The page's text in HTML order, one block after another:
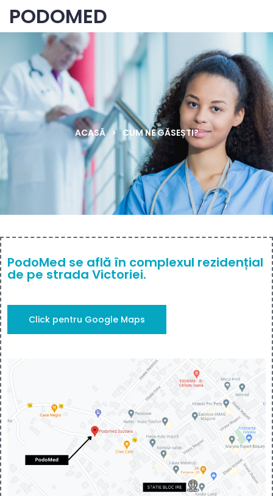
PODOMED
ACASĂ > CUM NE GĂSEȘTI?
PodoMed se află în complexul rezidențial
de pe strada Victoriei.
Click pentru Google Maps